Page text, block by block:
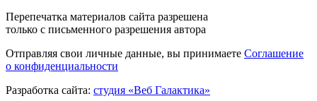
Перепечатка материалов сайта разрешена
только с письменного разрешения автора
Отправляя свои личные данные, вы принимаете Соглашение
о конфиденциальности
Разработка сайта: студия «Веб Галактика»